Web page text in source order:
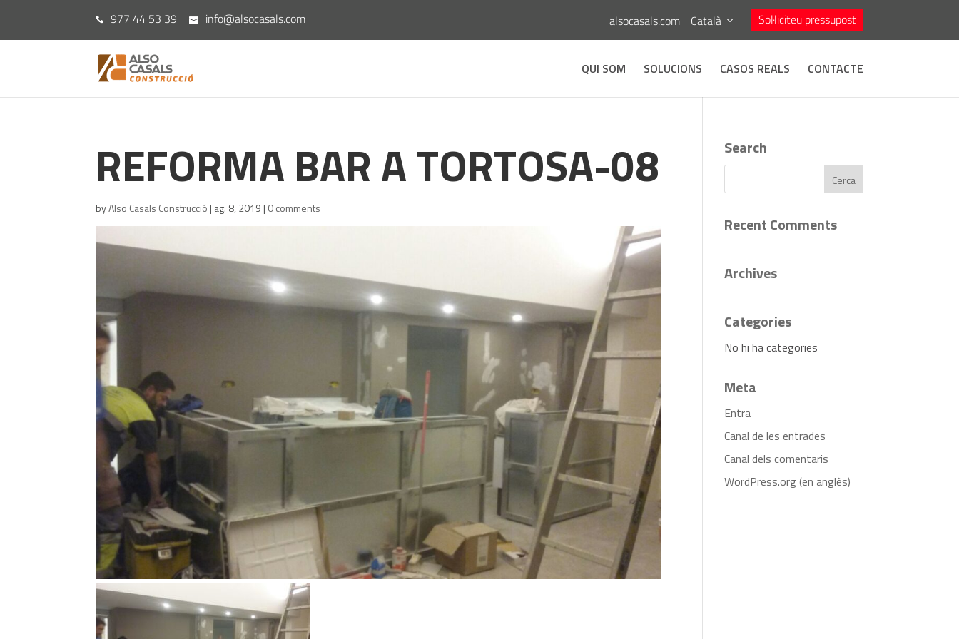
977 44 53 39 info@alsocasals.com alsocasals.com Sol·liciteu pressupost
Català
QUI SOM SOLUCIONS CASOS REALS CONTACTE
REFORMA BAR A TORTOSA-08
byAlso Casals Construcció | ag. 8, 2019 | 0 comments
Search
Recent Comments
Archives
Categories
No hi ha categories
Meta
Entra
Canal de les entrades
Canal dels comentaris
WordPress.org (en anglès)